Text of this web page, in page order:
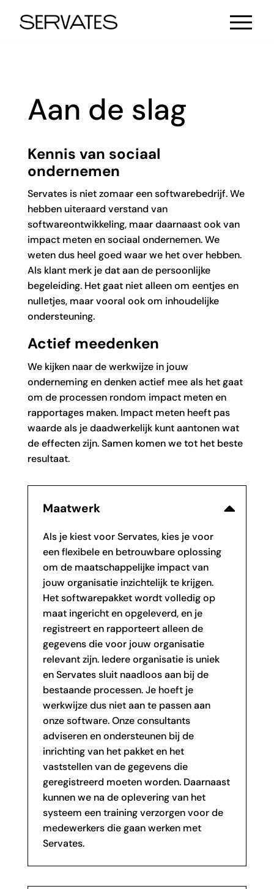
Aan de slag
Kennis van sociaal
ondernemen
Servates is niet zomaar een softwarebedrijf. We
hebben uiteraard verstand van
softwareontwikkeling, maar daarnaast ook van
impact meten en sociaal ondernemen. We
weten dus heel goed waar we het over hebben.
Als klant merk je dat aan de persoonlijke
begeleiding. Het gaat niet alleen om eentjes en
nulletjes, maar vooral ook om inhoudelijke
ondersteuning.
Actief meedenken
We kijken naar de werkwijze in jouw
onderneming en denken actief mee als het gaat
om de processen rondom impact meten en
rapportages maken. Impact meten heeft pas
waarde als je daadwerkelijk kunt aantonen wat
de effecten zijn. Samen komen we tot het beste
resultaat.
Maatwerk
Als je kiest voor Servates, kies je voor
een flexibele en betrouwbare oplossing
om de maatschappelijke impact van
jouw organisatie inzichtelijk te krijgen.
Het softwarepakket wordt volledig op
maat ingericht en opgeleverd, en je
registreert en rapporteert alleen de
gegevens die voor jouw organisatie
relevant zijn. Iedere organisatie is uniek
en Servates sluit naadloos aan bij de
bestaande processen. Je hoeft je
werkwijze dus niet aan te passen aan
onze software. Onze consultants
adviseren en ondersteunen bij de
inrichting van het pakket en het
vaststellen van de gegevens die
geregistreerd moeten worden. Daarnaast
kunnen we na de oplevering van het
systeem een training verzorgen voor de
medewerkers die gaan werken met
Servates.